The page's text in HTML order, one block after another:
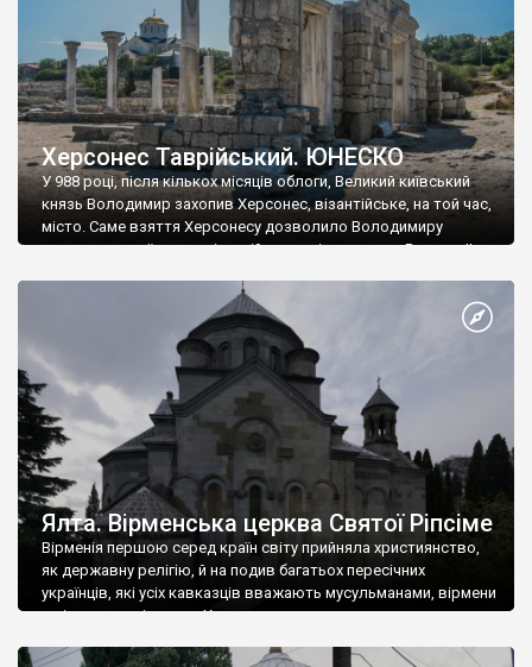
Херсонес Таврійський. ЮНЕСКО
У 988 році, після кількох місяців облоги, Великий київський
князь Володимир захопив Херсонес, візантійське, на той час,
місто. Саме взяття Херсонесу дозволило Володимиру
диктувати свої умови візантійському імператору Василю ІІ, та
Херсонесі Володимир-язичник, став Василем-християнином.
А потім було Хрещення Русі. На честь Херсонесу Таврійського
Ялта. Вірменська церква Святої Ріпсіме
Вірменія першою серед країн світу прийняла християнство,
як державну релігію, й на подив багатьох пересічних
українців, які усіх кавказців вважають мусульманами, вірмени
є відданими вірянами Христа